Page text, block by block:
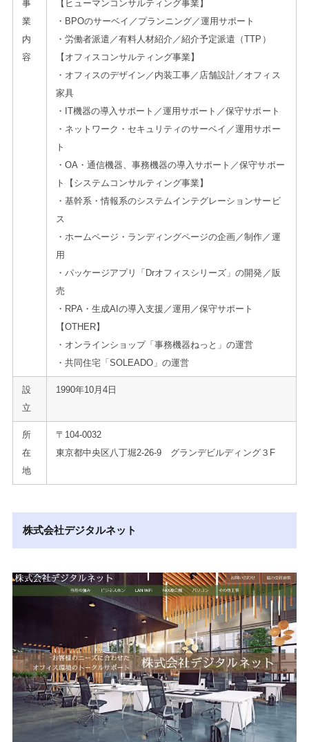
事
業
内
容
【ヒューマンコンサルティング事業】
・BPOのサーベイ／プランニング／運用サポート
・労働者派遣／有料人材紹介／紹介予定派遣（TTP）
【オフィスコンサルティング事業】
・オフィスのデザイン／内装工事／店舗設計／オフィス
家具
・IT機器の導入サポート／運用サポート／保守サポート
・ネットワーク・セキュリティのサーベイ／運用サポー
ト
・OA・通信機器、事務機器の導入サポート／保守サポー
ト【システムコンサルティング事業】
・基幹系・情報系のシステムインテグレーションサービ
ス
・ホームページ・ランディングページの企画／制作／運
用
・パッケージアプリ「Drオフィスシリーズ」の開発／販
売
・RPA・生成AIの導入支援／運用／保守サポート
【OTHER】
・オンラインショップ「事務機器ねっと」の運営
・共同住宅「SOLEADO」の運営
設
立
1990年10月4日
所
在
地
〒104-0032
東京都中央区八丁堀2-26-9 グランデビルディング３F
株式会社デジタルネット